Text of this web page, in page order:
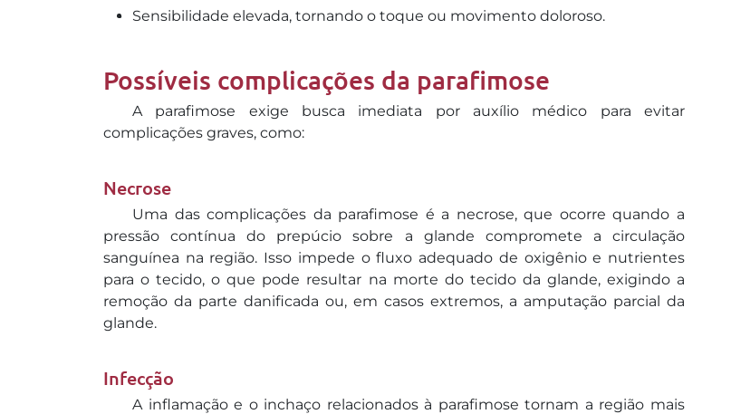
Sensibilidade elevada, tornando o toque ou movimento doloroso.
Possíveis complicações da parafimose
A parafimose exige busca imediata por auxílio médico para evitar
complicações graves, como:
Necrose
Uma das complicações da parafimose é a necrose, que ocorre quando a
pressão contínua do prepúcio sobre a glande compromete a circulação
sanguínea na região. Isso impede o fluxo adequado de oxigênio e nutrientes
para o tecido, o que pode resultar na morte do tecido da glande, exigindo a
remoção da parte danificada ou, em casos extremos, a amputação parcial da
glande.
Infecção
A inflamação e o inchaço relacionados à parafimose tornam a região mais